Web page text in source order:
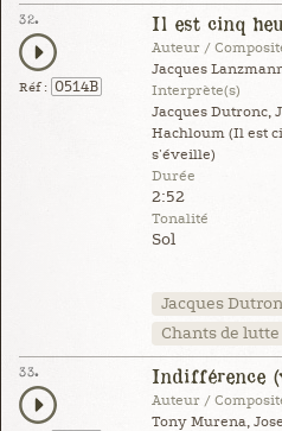
32.
Réf : 0514B
Il est cinq
Auteur /
Jacques
Interprète(s)
Jacques Dutronc,
Hachloum (Il est
s'éveille)
Durée
2:52
Tonalité
Sol
Jacques
Chants de lutte
33. Indifférence
Auteur /
Tony Murena,